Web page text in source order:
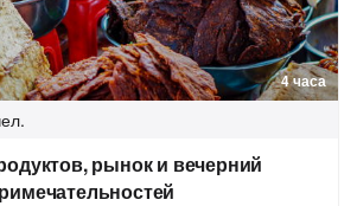
4 часа
рынок и вечерний